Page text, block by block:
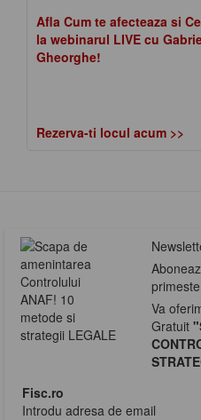
Afla Cum te afecteaza si
la webinarul LIVE cu
Gheorghe!
Rezerva-ti locul acum >>
Va
Gratuit
Fisc.ro
Introdu adresa de email